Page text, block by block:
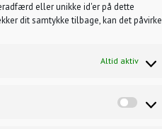
eller unikke id'er på dette
dit samtykke tilbage, kan det påvirke
Altid aktiv
Brug af Cookies